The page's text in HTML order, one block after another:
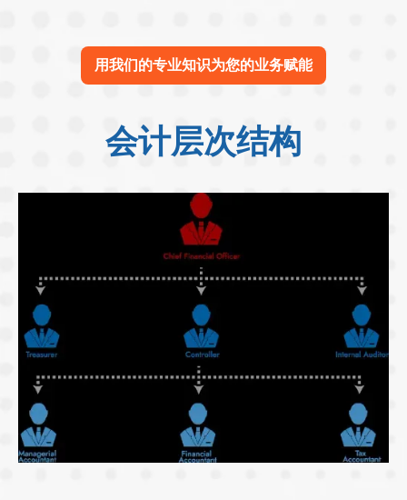
用我们的专业知识为您的业务赋能
会计层次结构